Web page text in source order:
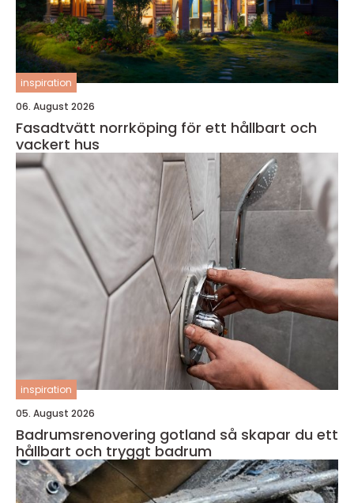
inspiration
06. August 2026
Fasadtvätt norrköping för ett hållbart och
vackert hus
inspiration
05. August 2026
Badrumsrenovering gotland så skapar du ett
hållbart och tryggt badrum